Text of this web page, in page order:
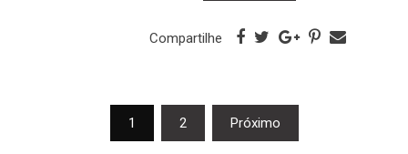
Compartilhe
Navegação1 2 Próximo